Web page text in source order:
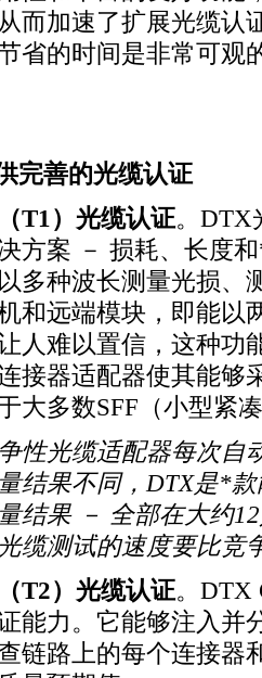
而加速了扩展光缆认
省的时间是非常可观
善的光缆认证
T1）光缆认证。DTX
方案 － 损耗、长度和
多种波长测量光损、
和远端模块，即能以
人难以置信，这种功
接器适配器使其能够
大多数SFF（小型紧
性光缆适配器每次自
结果不同，DTX是*款
结果 － 全部在大约
缆测试的速度要比竞
T2）光缆认证。DTX
能力。它能够注入并
链路上的每个连接器